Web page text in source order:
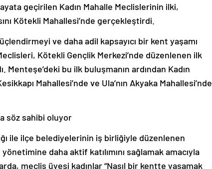
geçirilen Kadın Mahalle Meclislerinin ilki,
Kötekli Mahallesi’nde gerçekleştirdi.
ve daha adil kapsayıcı bir kent yaşamı
Kötekli Gençlik Merkezi’nde düzenlenen ilk
Menteşe’deki bu ilk buluşmanın ardından Kadın
Mahallesi’nde ve Ula’nın Akyaka Mahallesi’nde
söz sahibi oluyor
ile ilçe belediyelerinin iş birliğiyle düzenlenen
daha aktif katılımını sağlamak amacıyla
meclis üyesi kadınlar “Nasıl bir kentte yaşamak